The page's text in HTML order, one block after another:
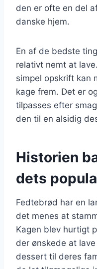
den er ofte en del
danske hjem.
En af de bedste
relativt nemt at
simpel opskrift kan
kage frem. Det er
tilpasses efter
den til en alsidig
Historien
dets
Fedtebrød har en
det menes at
Kagen blev hurtigt
der ønskede at
dessert til deres